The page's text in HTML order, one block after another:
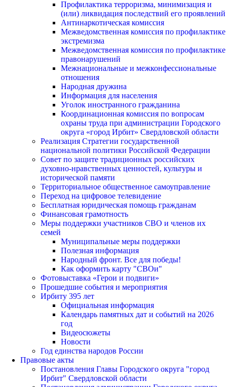
Профилактика терроризма, минимизация и
(или) ликвидация последствий его проявлений
Антинаркотическая комиссия
Межведомственная комиссия по профилактике
экстремизма
Межведомственная комиссия по профилактике
правонарушений
Межнациональные и межконфессиональные
отношения
Народная дружина
Информация для населения
Уголок иностранного гражданина
Координационная комиссия по вопросам
охраны труда при администрации Городского
округа «город Ирбит» Свердловской области
Реализация Стратегии государственной
национальной политики Российской Федерации
Совет по защите традиционных российских
духовно-нравственных ценностей, культуры и
исторической памяти
Территориальное общественное самоуправление
Переход на цифровое телевидение
Бесплатная юридическая помощь гражданам
Финансовая грамотность
Меры поддержки участников СВО и членов их
семей
Муниципальные меры поддержки
Полезная информация
Народный фронт. Все для победы!
Как оформить карту "СВОи"
Фотовыставка «Герои и подвиги»
Прошедшие события и мероприятия
Ирбиту 395 лет
Официальная информация
Календарь памятных дат и событий на 2026
год
Видеосюжеты
Новости
Год единства народов России
Правовые акты
Постановления Главы Городского округа "город
Ирбит" Свердловской области